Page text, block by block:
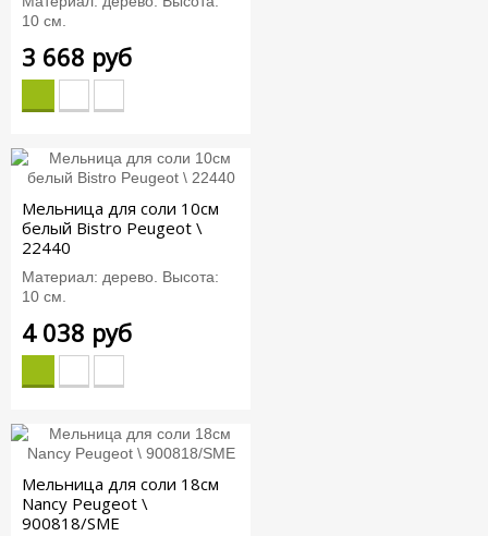
10 см.
3 668 руб
Мельница для соли 10см
белый Bistro Peugeot \
22440
Материал: дерево. Высота:
10 см.
4 038 руб
Мельница для соли 18см
Nancy Peugeot \
900818/SME